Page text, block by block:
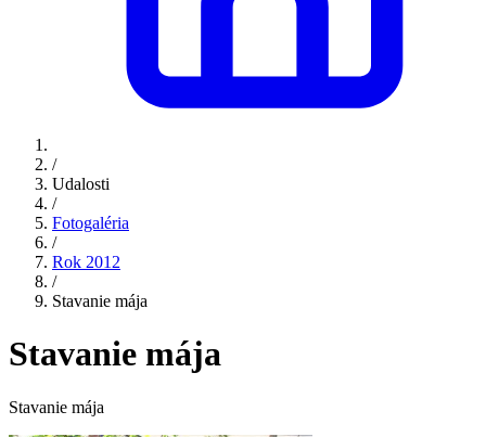
/
Udalosti
/
Fotogaléria
/
Rok 2012
/
Stavanie mája
Stavanie mája
Stavanie mája